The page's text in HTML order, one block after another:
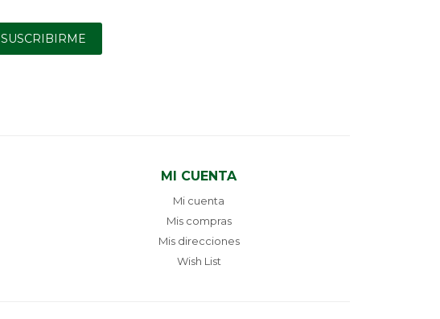
MI CUENTA
Mi cuenta
Mis compras
Mis direcciones
Wish List
SUSCRIBIRME